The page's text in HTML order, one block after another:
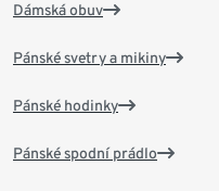
Dámská obuv
Pánské svetry a mikiny
Pánské hodinky
Pánské spodní prádlo